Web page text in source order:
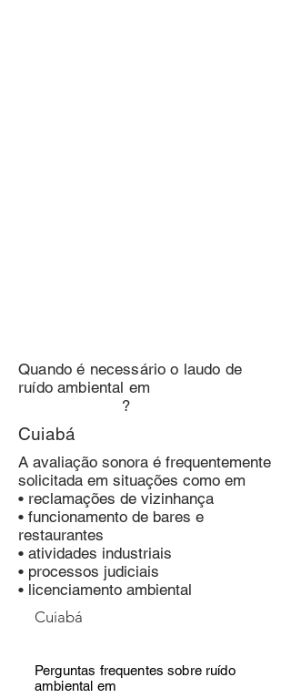
Quando é necessário o laudo de
ruído ambiental em
?
Cuiabá
A avaliação sonora é frequentemente
solicitada em situações como em
• reclamações de vizinhança
• funcionamento de bares e
restaurantes
• atividades industriais
• processos judiciais
• licenciamento ambiental
Cuiabá
Perguntas frequentes sobre ruído
ambiental em